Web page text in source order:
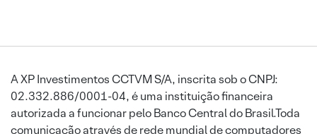
A XP Investimentos CCTVM S/A, inscrita sob o CNPJ:
02.332.886/0001-04, é uma instituição financeira
autorizada a funcionar pelo Banco Central do Brasil.Toda
comunicação através de rede mundial de computadores